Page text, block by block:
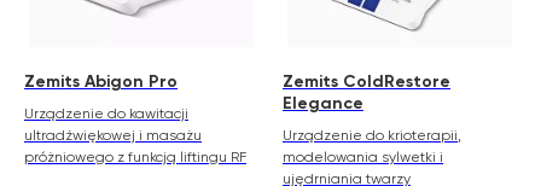
Zemits Abigon Pro
Urządzenie do kawitacji
ultradźwiękowej i masażu
próżniowego z funkcją liftingu RF
Zemits ColdRestore
Elegance
Urządzenie do krioterapii,
modelowania sylwetki i
ujędrniania twarzy